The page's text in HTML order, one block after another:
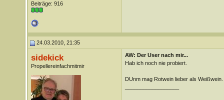
Beiträge: 916
24.03.2010, 21:35
sidekick
Propellereinfachmitmir
AW: Der User nach mir...
Hab ich noch nie probiert.
DUnm mag Rotwein lieber als Weißwein.